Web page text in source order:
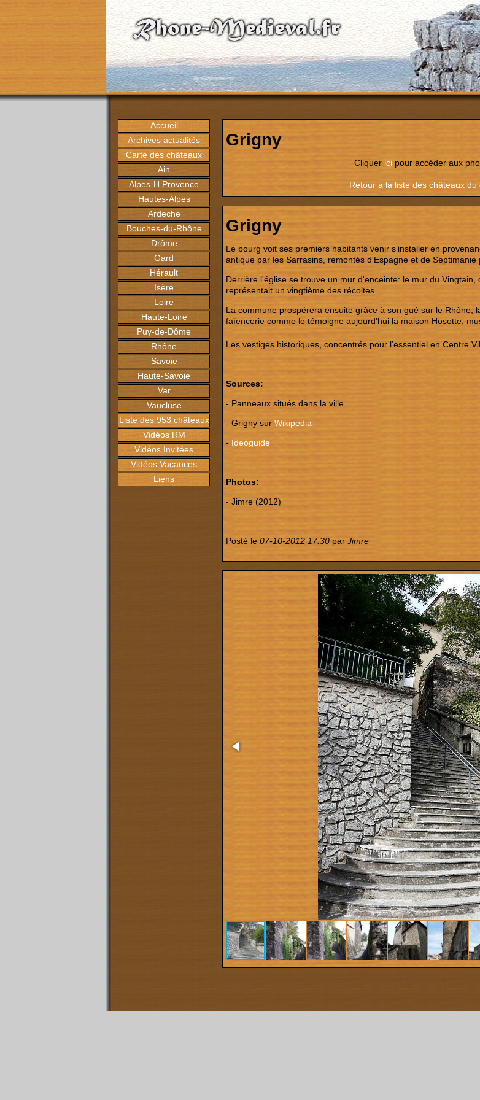
Accueil
Archives actualités
Carte des châteaux
Ain
Alpes-H.Provence
Hautes-Alpes
Ardeche
Bouches-du-Rhône
Drôme
Gard
Hérault
Isère
Loire
Haute-Loire
Puy-de-Dôme
Rhône
Savoie
Haute-Savoie
Var
Vaucluse
Liste des 953 châteaux
Vidéos RM
Vidéos Invitées
Vidéos Vacances
Liens
Grigny
Cliquer ici pour accéder aux
Retour à la liste des châteaux
Grigny
Le bourg voit ses premiers habitants venir s’installer en
antique par les Sarrasins, remontés d'Espagne et de Septimanie
Derrière l'église se trouve un mur d'enceinte: le mur du
représentait un vingtième des récoltes.
La commune prospérera ensuite grâce à son gué sur le Rhône,
faïencerie comme le témoigne aujourd’hui la maison Hosotte,
Les vestiges historiques, concentrés pour l’essentiel en Centre
Sources:
- Panneaux situés dans la ville
- Grigny sur Wikipedia
- Ideoguide
Photos:
- Jimre (2012)
Posté le 07-10-2012 17:30 par Jimre